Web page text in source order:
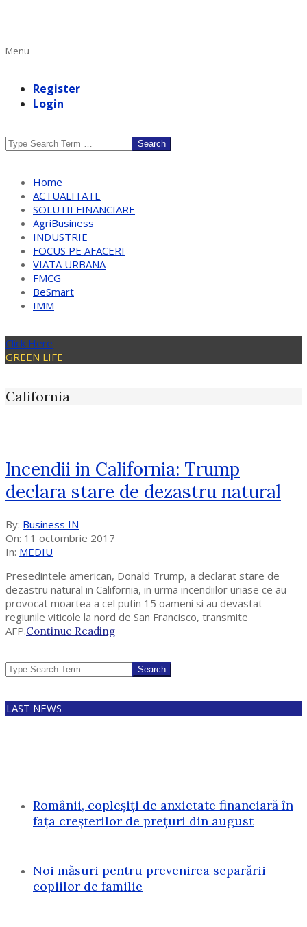
Primary
Menu
Register
Login
Search
Home
ACTUALITATE
SOLUTII FINANCIARE
AgriBusiness
INDUSTRIE
FOCUS PE AFACERI
VIATA URBANA
FMCG
BeSmart
IMM
Click Here
GREEN LIFE
California
Incendii in California: Trump
declara stare de dezastru natural
2017-
10-
11
By: Business IN
On: 11 octombrie 2017
In: MEDIU
Presedintele american, Donald Trump, a declarat stare de
dezastru natural in California, in urma incendiilor uriase ce au
provocat moartea a cel putin 15 oameni si au devastat
regiunile viticole la nord de San Francisco, transmite
AFP.Continue Reading
Search
LAST NEWS
Românii, copleșiți de anxietate financiară în
fața creșterilor de prețuri din august
Noi măsuri pentru prevenirea separării
copiilor de familie